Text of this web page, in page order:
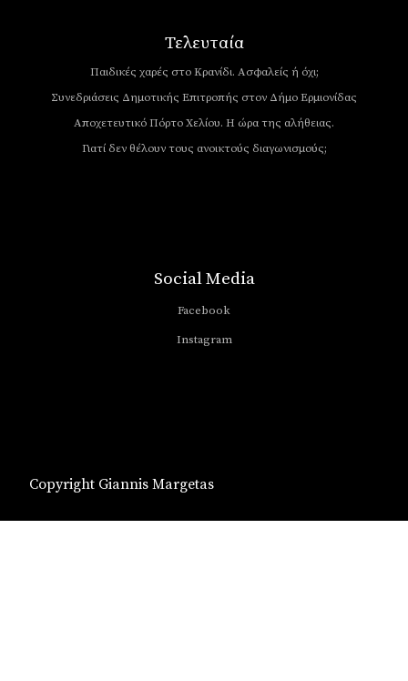
Τελευταία
Παιδικές χαρές στο Κρανίδι. Ασφαλείς ή όχι;
Συνεδριάσεις Δημοτικής Επιτροπής στον Δήμο Ερμιονίδας
Αποχετευτικό Πόρτο Χελίου. Η ώρα της αλήθειας.
Γιατί δεν θέλουν τους ανοικτούς διαγωνισμούς;
Social Media
Facebook
Instagram
Copyright Giannis Margetas